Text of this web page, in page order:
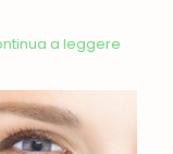
a leggere